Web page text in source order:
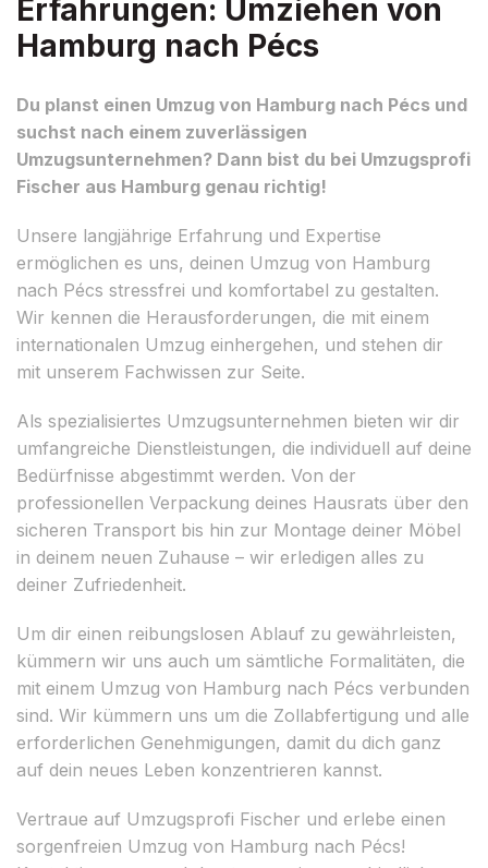
Erfahrungen: Umziehen von
Hamburg nach Pécs
Du planst einen Umzug von Hamburg nach Pécs und
suchst nach einem zuverlässigen
Umzugsunternehmen? Dann bist du bei Umzugsprofi
Fischer aus Hamburg genau richtig!
Unsere langjährige Erfahrung und Expertise
ermöglichen es uns, deinen Umzug von Hamburg
nach Pécs stressfrei und komfortabel zu gestalten.
Wir kennen die Herausforderungen, die mit einem
internationalen Umzug einhergehen, und stehen dir
mit unserem Fachwissen zur Seite.
Als spezialisiertes Umzugsunternehmen bieten wir dir
umfangreiche Dienstleistungen, die individuell auf deine
Bedürfnisse abgestimmt werden. Von der
professionellen Verpackung deines Hausrats über den
sicheren Transport bis hin zur Montage deiner Möbel
in deinem neuen Zuhause – wir erledigen alles zu
deiner Zufriedenheit.
Um dir einen reibungslosen Ablauf zu gewährleisten,
kümmern wir uns auch um sämtliche Formalitäten, die
mit einem Umzug von Hamburg nach Pécs verbunden
sind. Wir kümmern uns um die Zollabfertigung und alle
erforderlichen Genehmigungen, damit du dich ganz
auf dein neues Leben konzentrieren kannst.
Vertraue auf Umzugsprofi Fischer und erlebe einen
sorgenfreien Umzug von Hamburg nach Pécs!